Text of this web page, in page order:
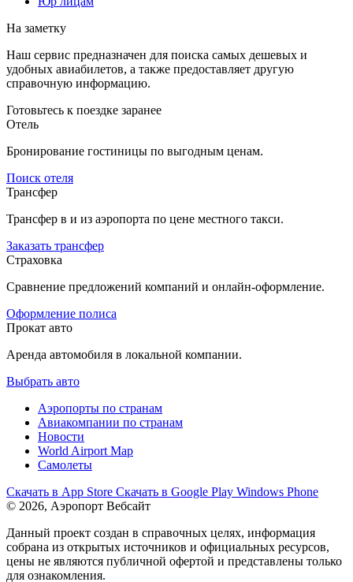
На заметку
Наш сервис предназначен для поиска самых дешевых и
удобных авиабилетов, а также предоставляет другую
справочную информацию.
Готовьтесь к поездке заранее
Отель
Бронирование гостиницы по выгодным ценам.
Поиск отеля
Трансфер
Трансфер в и из аэропорта по цене местного такси.
Заказать трансфер
Страховка
Сравнение предложений компаний и онлайн-оформление.
Оформление полиса
Прокат авто
Аренда автомобиля в локальной компании.
Выбрать авто
Аэропорты по странам
Авиакомпании по странам
Новости
World Airport Map
Самолеты
Скачать в App Store Скачать в Google Play Windows Phone
© 2026, Аэропорт Вебсайт
Данный проект создан в справочных целях, информация
собрана из открытых источников и официальных ресурсов,
цены не являются публичной офертой и представлены только
для ознакомления.